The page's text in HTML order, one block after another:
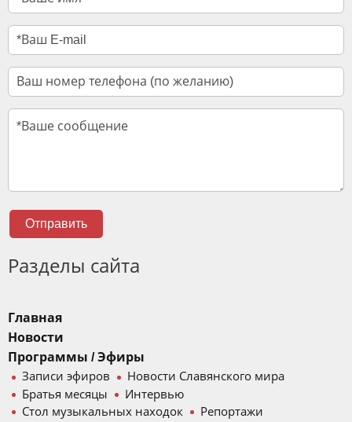
Отправить
Разделы сайта
Главная
Новости
Программы / Эфиры
Записи эфиров
Новости Славянского мира
Братья месяцы
Интервью
Стол музыкальных находок
Репортажи